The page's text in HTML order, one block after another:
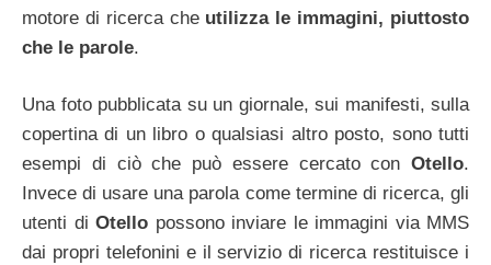
motore di ricerca che utilizza le immagini, piuttosto
che le parole.
Una foto pubblicata su un giornale, sui manifesti, sulla
copertina di un libro o qualsiasi altro posto, sono tutti
esempi di ciò che può essere cercato con Otello.
Invece di usare una parola come termine di ricerca, gli
utenti di Otello possono inviare le immagini via MMS
dai propri telefonini e il servizio di ricerca restituisce i